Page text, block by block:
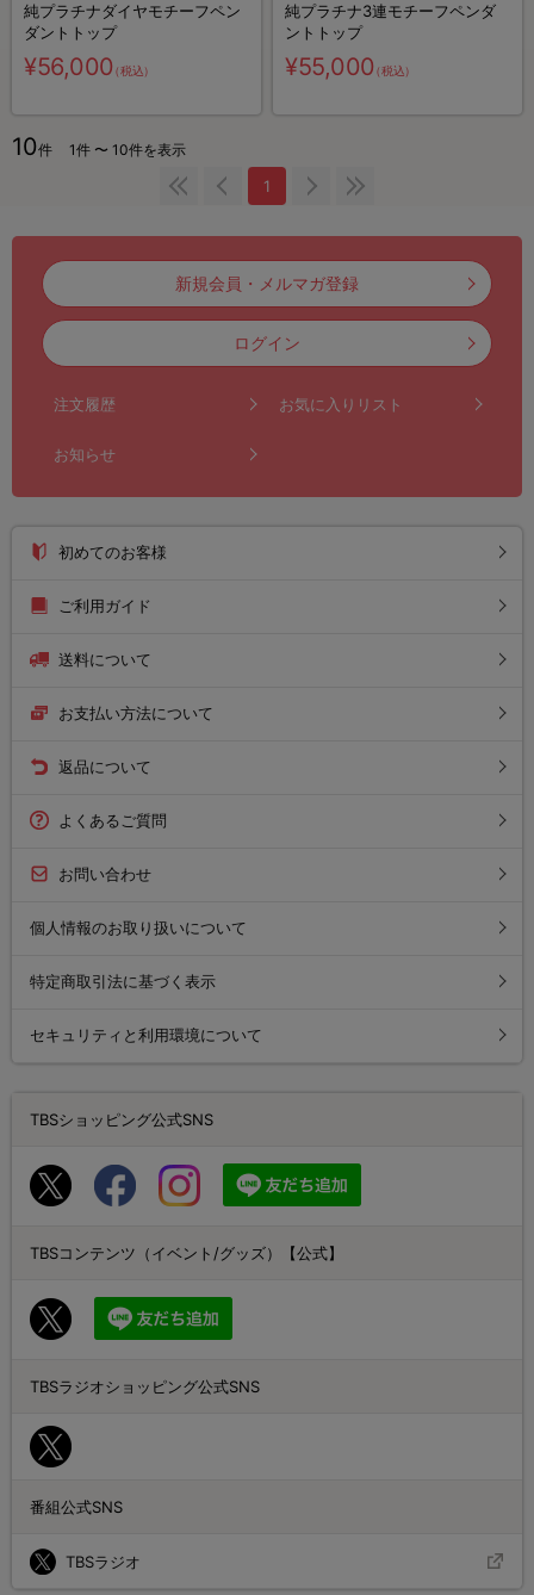
純プラチナダイヤモチーフペン
ダントトップ
¥56,000（税込）
純プラチナ3連モチーフペンダ
ントトップ
¥55,000（税込）
10件 1件 〜 10件を表示
1
新規会員・メルマガ登録
ログイン
注文履歴 お気に入りリスト
お知らせ
初めてのお客様
ご利用ガイド
送料について
お支払い方法について
返品について
よくあるご質問
お問い合わせ
個人情報のお取り扱いについて
特定商取引法に基づく表示
セキュリティと利用環境について
TBSショッピング公式SNS
TBSコンテンツ（イベント/グッズ）【公式】
TBSラジオショッピング公式SNS
番組公式SNS
TBSラジオ